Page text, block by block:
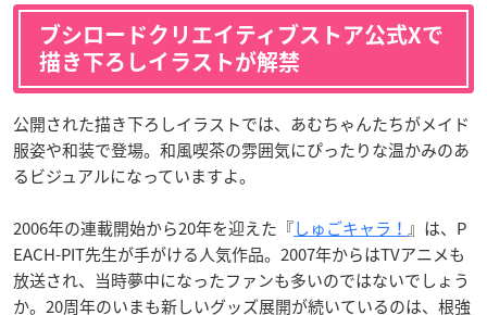
ブシロードクリエイティブストア公式Xで
描き下ろしイラストが解禁
公開された描き下ろしイラストでは、あむちゃんたちがメイド
服姿や和装で登場。和風喫茶の雰囲気にぴったりな温かみのあ
るビジュアルになっていますよ。
2006年の連載開始から20年を迎えた『しゅごキャラ！ 』は、P
EACH-PIT先生が手がける人気作品。2007年からはTVアニメも
放送され、当時夢中になったファンも多いのではないでしょう
か。20周年のいまも新しいグッズ展開が続いているのは、根強